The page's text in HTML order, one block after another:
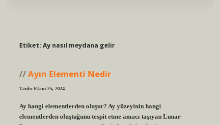
Etiket: Ay nasıl meydana gelir
Ayın Elementi Nedir
Tarih: Ekim 25, 2024
Ay hangi elementlerden oluşur? Ay yüzeyinin hangi
elementlerden oluştuğunu tespit etme amacı taşıyan Lunar